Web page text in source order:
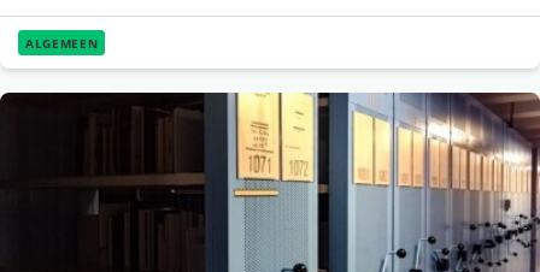
ALGEMEEN